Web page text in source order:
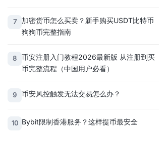
7
加密货币怎么买卖？新手购买USDT比特币
狗狗币完整指南
8
币安注册入门教程2026最新版 从注册到买
币完整流程（中国用户必看）
9 币安风控触发无法交易怎么办？
10 Bybit限制香港服务？这样提币最安全